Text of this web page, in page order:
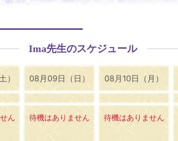
Ima先生のスケジュール
）
ん
08月09日（日）
待機はありません
08月10日（月）
待機はありません